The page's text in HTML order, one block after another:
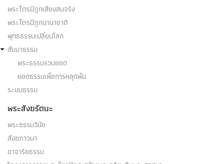
พระไตรปิฎกเสียงสมจริง
พระไตรปิฎกนานาชาติ
พุทธธรรมเปลี่ยนโลก
สัมมาธรรม
พระธรรมรวบยอด
ยอดธรรมเพื่อการหลุดพ้น
ระบบธรรม
พระสังฆรัตนะ
พระธรรมวินัย
สังฆภาวนา
อาจาริยธรรม